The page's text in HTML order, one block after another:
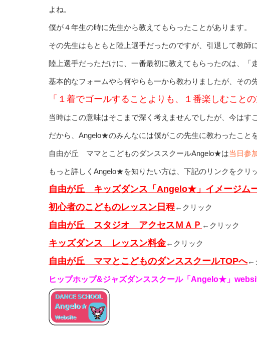
よね。
僕が４年生の時に先生から教えてもらったことがあります。
その先生はもともと陸上選手だったのですが、引退して教師
陸上選手だっただけに、一番最初に教えてもらったのは、「
基本的なフォームやら何やらも一から教わりましたが、その
「１着でゴールすることよりも、１番楽しむこと
当時はこの意味はそこまで深く考えませんでしたが、今はす
だから、Angelo★のみんなには僕がこの先生に教わったこと
自由が丘 ママとこどものダンススクールAngelo★は当日参
もっと詳しくAngelo★を知りたい方は、下記のリンクをクリ
自由が丘 キッズダンス「Angelo★」イメージム
初心者のこどものレッスン日 程←クリック
自由が丘 スタジオ アクセスＭＡＰ ←クリック
キッズダンス レッスン料金←クリック
自由が丘 ママとこどものダンススクールTOPへ←
ヒップホップ&ジャズダンススクール「Angelo★」